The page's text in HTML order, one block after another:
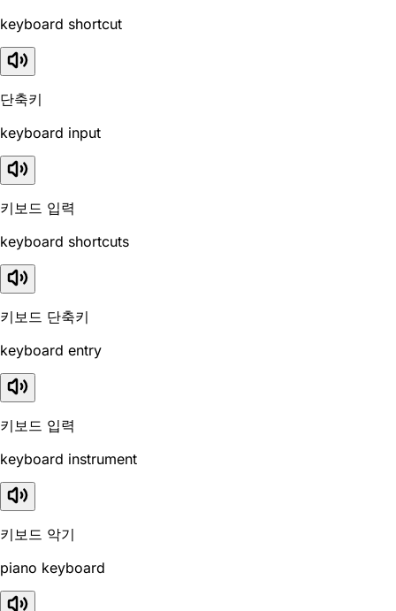
keyboard shortcut
단축키
keyboard input
키보드 입력
keyboard shortcuts
키보드 단축키
keyboard entry
키보드 입력
keyboard instrument
키보드 악기
piano keyboard